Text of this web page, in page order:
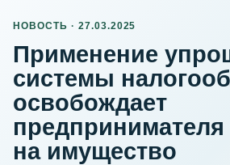
НОВОСТЬ · 27.03.2025
Применение
системы
освобождает
предпринимателя
на имущество